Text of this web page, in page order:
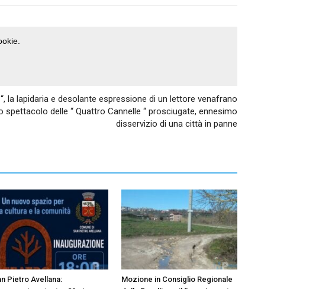
la lapidaria e desolante espressione di un lettore venafrano
spettacolo delle “ Quattro Cannelle “ prosciugate, ennesimo
disservizio di una città in panne
Pietro Avellana:
Mozione in Consiglio Regionale